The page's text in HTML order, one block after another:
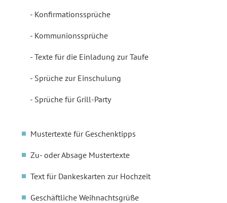
Konfirmationssprüche
Kommunionssprüche
Texte für die Einladung zur Taufe
Sprüche zur Einschulung
Sprüche für Grill-Party
Mustertexte für Geschenktipps
Zu- oder Absage Mustertexte
Text für Dankeskarten zur Hochzeit
Geschäftliche Weihnachtsgrüße